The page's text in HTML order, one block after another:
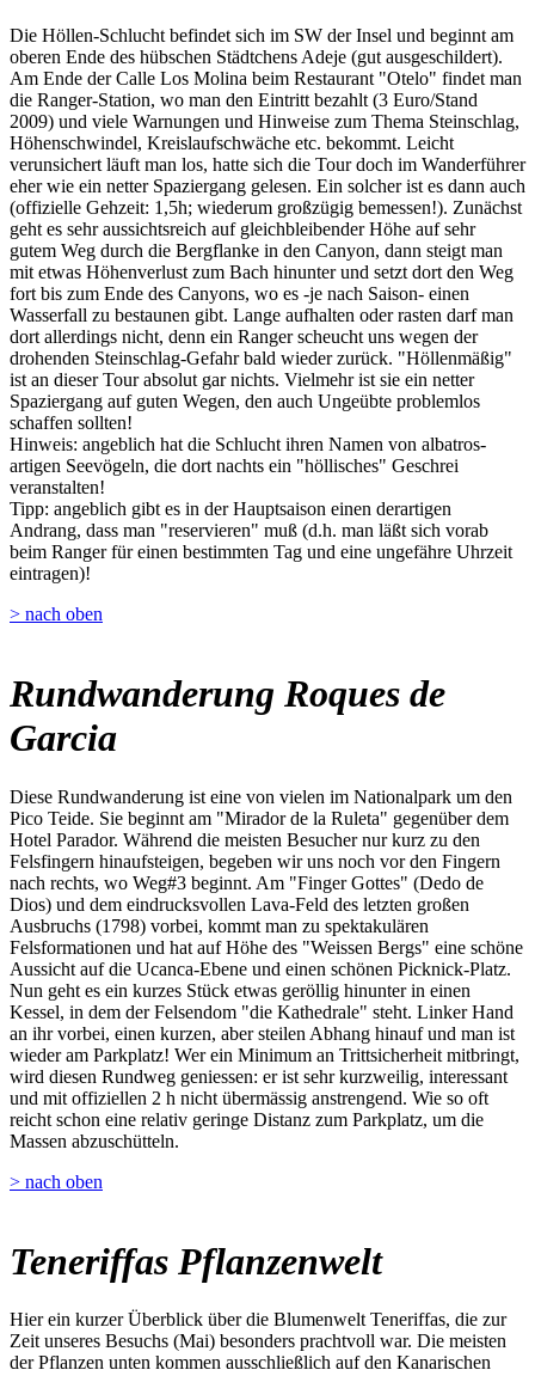
Die Höllen-Schlucht befindet sich im SW der Insel und beginnt am
oberen Ende des hübschen Städtchens Adeje (gut ausgeschildert).
Am Ende der Calle Los Molina beim Restaurant "Otelo" findet man
die Ranger-Station, wo man den Eintritt bezahlt (3 Euro/Stand
2009) und viele Warnungen und Hinweise zum Thema Steinschlag,
Höhenschwindel, Kreislaufschwäche etc. bekommt. Leicht
verunsichert läuft man los, hatte sich die Tour doch im Wanderführer
eher wie ein netter Spaziergang gelesen. Ein solcher ist es dann auch
(offizielle Gehzeit: 1,5h; wiederum großzügig bemessen!). Zunächst
geht es sehr aussichtsreich auf gleichbleibender Höhe auf sehr
gutem Weg durch die Bergflanke in den Canyon, dann steigt man
mit etwas Höhenverlust zum Bach hinunter und setzt dort den Weg
fort bis zum Ende des Canyons, wo es -je nach Saison- einen
Wasserfall zu bestaunen gibt. Lange aufhalten oder rasten darf man
dort allerdings nicht, denn ein Ranger scheucht uns wegen der
drohenden Steinschlag-Gefahr bald wieder zurück. "Höllenmäßig"
ist an dieser Tour absolut gar nichts. Vielmehr ist sie ein netter
Spaziergang auf guten Wegen, den auch Ungeübte problemlos
schaffen sollten!
Hinweis: angeblich hat die Schlucht ihren Namen von albatros-
artigen Seevögeln, die dort nachts ein "höllisches" Geschrei
veranstalten!
Tipp: angeblich gibt es in der Hauptsaison einen derartigen
Andrang, dass man "reservieren" muß (d.h. man läßt sich vorab
beim Ranger für einen bestimmten Tag und eine ungefähre Uhrzeit
eintragen)!
> nach oben
Rundwanderung Roques de
Garcia
Diese Rundwanderung ist eine von vielen im Nationalpark um den
Pico Teide. Sie beginnt am "Mirador de la Ruleta" gegenüber dem
Hotel Parador. Während die meisten Besucher nur kurz zu den
Felsfingern hinaufsteigen, begeben wir uns noch vor den Fingern
nach rechts, wo Weg#3 beginnt. Am "Finger Gottes" (Dedo de
Dios) und dem eindrucksvollen Lava-Feld des letzten großen
Ausbruchs (1798) vorbei, kommt man zu spektakulären
Felsformationen und hat auf Höhe des "Weissen Bergs" eine schöne
Aussicht auf die Ucanca-Ebene und einen schönen Picknick-Platz.
Nun geht es ein kurzes Stück etwas geröllig hinunter in einen
Kessel, in dem der Felsendom "die Kathedrale" steht. Linker Hand
an ihr vorbei, einen kurzen, aber steilen Abhang hinauf und man ist
wieder am Parkplatz! Wer ein Minimum an Trittsicherheit mitbringt,
wird diesen Rundweg geniessen: er ist sehr kurzweilig, interessant
und mit offiziellen 2 h nicht übermässig anstrengend. Wie so oft
reicht schon eine relativ geringe Distanz zum Parkplatz, um die
Massen abzuschütteln.
> nach oben
Teneriffas Pflanzenwelt
Hier ein kurzer Überblick über die Blumenwelt Teneriffas, die zur
Zeit unseres Besuchs (Mai) besonders prachtvoll war. Die meisten
der Pflanzen unten kommen ausschließlich auf den Kanarischen